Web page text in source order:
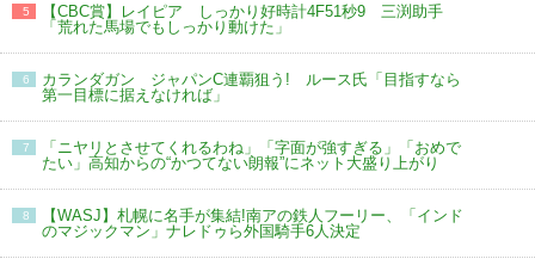
5
【CBC賞】レイピア しっかり好時計4F51秒9 三渕助手
「荒れた馬場でもしっかり動けた」
6
カランダガン ジャパンC連覇狙う! ルース氏「目指すなら
第一目標に据えなければ」
7
「ニヤリとさせてくれるわね」「字面が強すぎる」「おめで
たい」高知からの“かつてない朗報”にネット大盛り上がり
8
【WASJ】札幌に名手が集結!南アの鉄人フーリー、「インド
のマジックマン」ナレドゥら外国騎手6人決定